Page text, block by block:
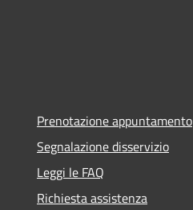
Prenotazione appuntamento
Segnalazione disservizio
Leggi le FAQ
Richiesta assistenza